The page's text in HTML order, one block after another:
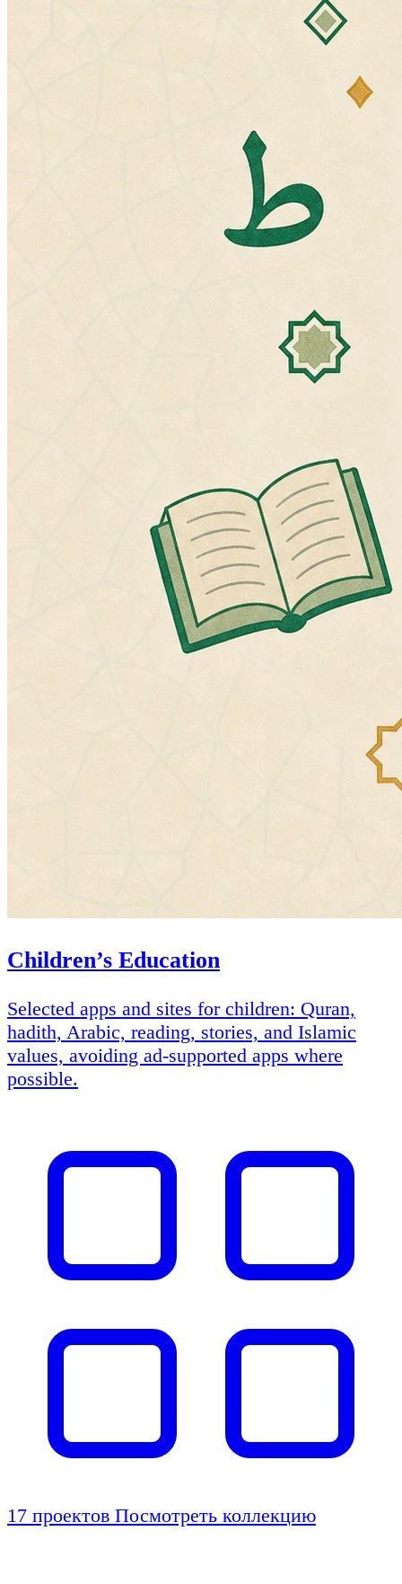
Children’s Education
Selected apps and sites for children: Quran,
hadith, Arabic, reading, stories, and Islamic
values, avoiding ad-supported apps where
possible.
17 проектов Посмотреть коллекцию